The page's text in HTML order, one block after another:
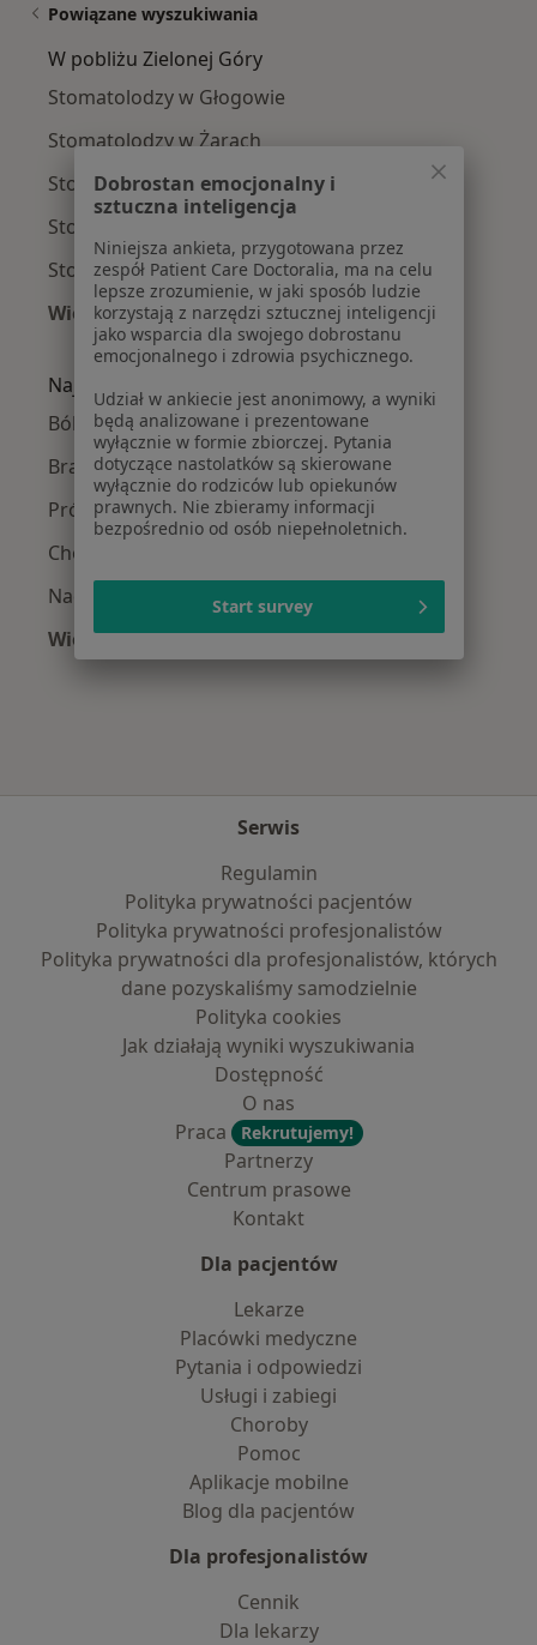
Powiązane wyszukiwania
W pobliżu Zielonej Góry
Stomatolodzy w Głogowie
Stomatolodzy w Żarach
Stomatolodzy w Nowej Sóli
Stomatolodzy w Świebodzinie
Stomatolodzy w Wolsztynie
Więcej (14)
Więcej w kategorii: W pobliżu Zielonej Góry
Najczęście leczone choroby
Ból zęba w Zielonej Górze
Braki zębowe w Zielonej Górze
Próchnica w Zielonej Górze
Choroby miazgi w Zielonej Górze
Nadwrażliwość zębów w Zielonej Górze
Więcej (15)
Więcej w kategorii: Najczęście leczone
Serwis
Regulamin
Polityka prywatności pacjentów
Polityka prywatności profesjonalistów
Polityka prywatności dla profesjonalistów, których
dane pozyskaliśmy samodzielnie
Polityka cookies
Jak działają wyniki wyszukiwania
Dostępność
O nas
Praca
Rekrutujemy!
Partnerzy
Centrum prasowe
Kontakt
Dla pacjentów
Lekarze
Placówki medyczne
Pytania i odpowiedzi
Usługi i zabiegi
Choroby
Pomoc
Aplikacje mobilne
Blog dla pacjentów
Dla profesjonalistów
Cennik
Dla lekarzy
Dobrostan emocjonalny i
sztuczna inteligencja
Niniejsza ankieta, przygotowana przez
zespół Patient Care Doctoralia, ma na celu
lepsze zrozumienie, w jaki sposób ludzie
korzystają z narzędzi sztucznej inteligencji
jako wsparcia dla swojego dobrostanu
emocjonalnego i zdrowia psychicznego.
Udział w ankiecie jest anonimowy, a wyniki
będą analizowane i prezentowane
wyłącznie w formie zbiorczej. Pytania
dotyczące nastolatków są skierowane
wyłącznie do rodziców lub opiekunów
prawnych. Nie zbieramy informacji
bezpośrednio od osób niepełnoletnich.
Start survey